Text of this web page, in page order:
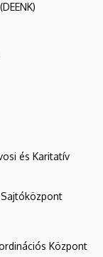
és Karitatív
Központ